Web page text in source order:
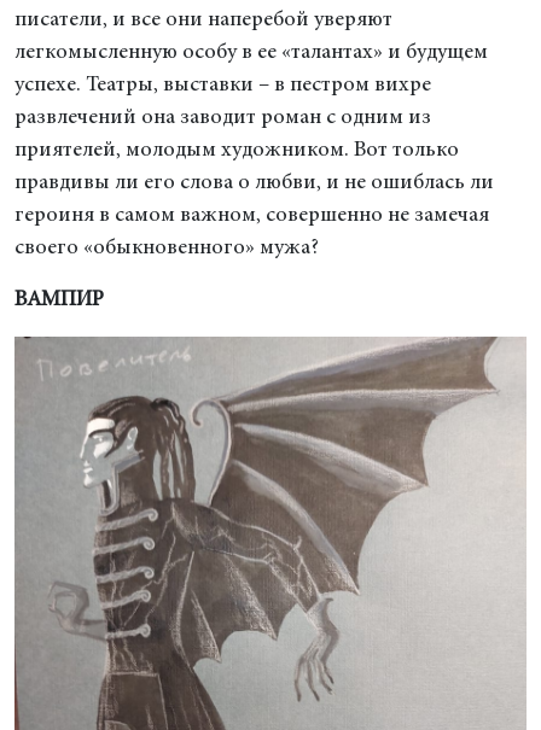
писатели, и все они наперебой уверяют
легкомысленную особу в ее «талантах» и будущем
успехе. Театры, выставки – в пестром вихре
развлечений она заводит роман с одним из
приятелей, молодым художником. Вот только
правдивы ли его слова о любви, и не ошиблась ли
героиня в самом важном, совершенно не замечая
своего «обыкновенного» мужа?
ВАМПИР